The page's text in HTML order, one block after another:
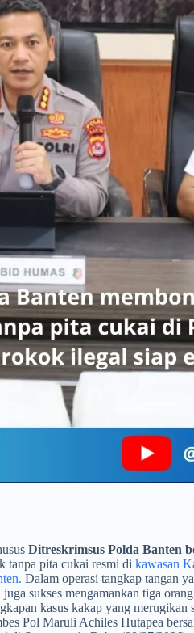
Ditreskrimsus Polda Banten
tanpa pita cukai resmi di kawasan
Dalam operasi tangkap tangan
sukses mengamankan tiga
kasus kakap yang merugikan
Pol Maruli Achiles Hutapea